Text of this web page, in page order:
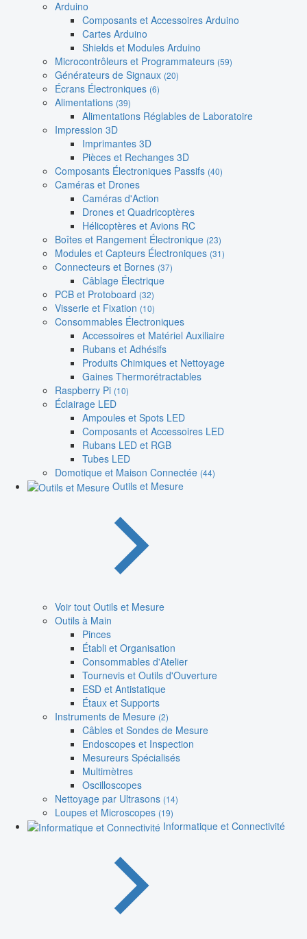
Arduino
Composants et Accessoires Arduino
Cartes Arduino
Shields et Modules Arduino
Microcontrôleurs et Programmateurs (59)
Générateurs de Signaux (20)
Écrans Électroniques (6)
Alimentations (39)
Alimentations Réglables de Laboratoire
Impression 3D
Imprimantes 3D
Pièces et Rechanges 3D
Composants Électroniques Passifs (40)
Caméras et Drones
Caméras d'Action
Drones et Quadricoptères
Hélicoptères et Avions RC
Boîtes et Rangement Électronique (23)
Modules et Capteurs Électroniques (31)
Connecteurs et Bornes (37)
Câblage Électrique
PCB et Protoboard (32)
Visserie et Fixation (10)
Consommables Électroniques
Accessoires et Matériel Auxiliaire
Rubans et Adhésifs
Produits Chimiques et Nettoyage
Gaines Thermorétractables
Raspberry Pi (10)
Éclairage LED
Ampoules et Spots LED
Composants et Accessoires LED
Rubans LED et RGB
Tubes LED
Domotique et Maison Connectée (44)
Outils et Mesure
Voir tout Outils et Mesure
Outils à Main
Pinces
Établi et Organisation
Consommables d'Atelier
Tournevis et Outils d'Ouverture
ESD et Antistatique
Étaux et Supports
Instruments de Mesure (2)
Câbles et Sondes de Mesure
Endoscopes et Inspection
Mesureurs Spécialisés
Multimètres
Oscilloscopes
Nettoyage par Ultrasons (14)
Loupes et Microscopes (19)
Informatique et Connectivité